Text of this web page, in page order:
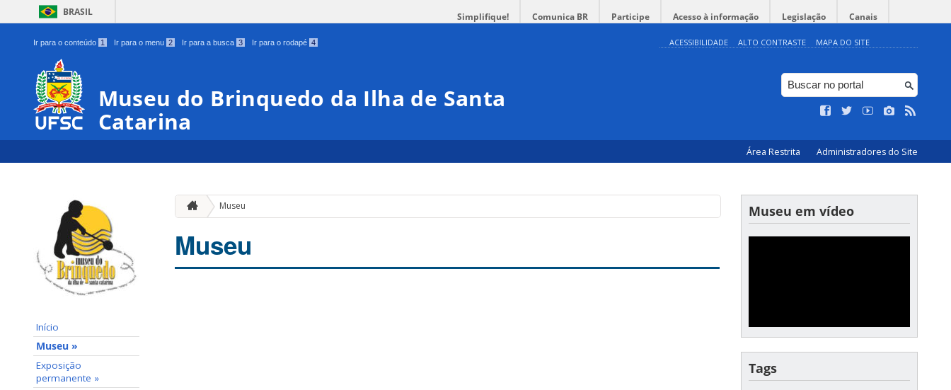
BRASIL Simplifique! Comunica BR Participe Acesso à informação Legislação Canais
Ir para o conteúdo 1 Ir para o menu 2 Ir para a busca 3 Ir para o rodapé 4 ACESSIBILIDADE ALTO CONTRASTE MAPA DO SITE
Museu do Brinquedo da Ilha de Santa
Catarina
Área Restrita Administradores do Site
Início
Museu »
Exposição
permanente »
Museu
Museu
Museu em vídeo
Tags